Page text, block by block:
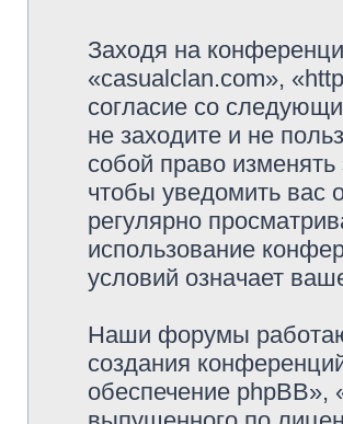
Заходя на
«casualclan.com»,
согласие со
не заходите и не
собой право
чтобы уведомить
регулярно
использование
условий означает
Наши форумы
создания
обеспечение phpBB»,